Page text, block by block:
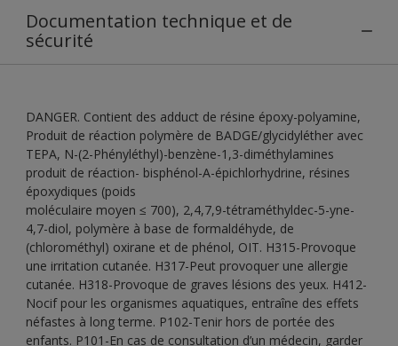
Documentation technique et de
sécurité
DANGER. Contient des adduct de résine époxy-polyamine,
Produit de réaction polymère de BADGE/glycidyléther avec
TEPA, N-(2-Phényléthyl)-benzène-1,3-diméthylamines
produit de réaction- bisphénol-A-épichlorhydrine, résines
époxydiques (poids
moléculaire moyen ≤ 700), 2,4,7,9-tétraméthyldec-5-yne-
4,7-diol, polymère à base de formaldéhyde, de
(chlorométhyl) oxirane et de phénol, OIT. H315-Provoque
une irritation cutanée. H317-Peut provoquer une allergie
cutanée. H318-Provoque de graves lésions des yeux. H412-
Nocif pour les organismes aquatiques, entraîne des effets
néfastes à long terme. P102-Tenir hors de portée des
enfants. P101-En cas de consultation d’un médecin, garder